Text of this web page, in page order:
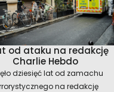
od ataku na redakcję
Charlie Hebdo
dziesięć lat od zamachu
na redakcję